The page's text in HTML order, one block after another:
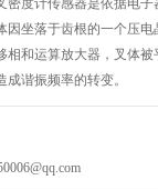
密度计传感器是依据电
因坐落于齿根的一个压
相和运算放大器，叉体
谐振频率的转变。